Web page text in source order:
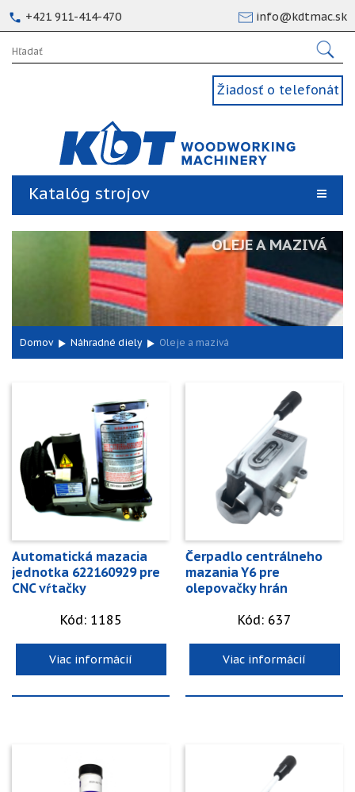
+421 911-414-470 info@kdtmac.sk
Žiadosť o telefonát
Katalóg strojov
OLEJE A MAZIVÁ
Domov Náhradné diely Oleje a mazivá
Automatická mazacia
jednotka 622160929 pre
CNC vŕtačky
Kód: 1185
Viac informácií
Čerpadlo centrálneho
mazania Y6 pre
olepovačky hrán
Kód: 637
Viac informácií